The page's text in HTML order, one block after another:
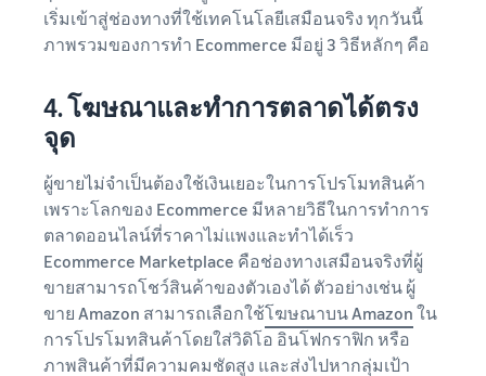
เริ่มเข้าสู่ช่องทางที่ใช้เทคโนโลยีเสมือนจริง ทุกวันนี้
ภาพรวมของการทำ Ecommerce มีอยู่ 3 วิธีหลักๆ คือ
4. โฆษณาและทำการตลาดได้ตรง
จุด
ผู้ขายไม่จำเป็นต้องใช้เงินเยอะในการโปรโมทสินค้า
เพราะโลกของ Ecommerce มีหลายวิธีในการทำการ
ตลาดออนไลน์ที่ราคาไม่แพงและทำได้เร็ว
Ecommerce Marketplace คือช่องทางเสมือนจริงที่ผู้
ขายสามารถโชว์สินค้าของตัวเองได้ ตัวอย่างเช่น ผู้
ขาย Amazon สามารถเลือกใช้โฆษณาบน Amazon ใน
การโปรโมทสินค้าโดยใส่วิดิโอ อินโฟกราฟิก หรือ
ภาพสินค้าที่มีความคมชัดสูง และส่งไปหากลุ่มเป้า